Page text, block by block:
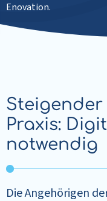
Enovation.
Praxis:
notwendig
Die Angehörigen